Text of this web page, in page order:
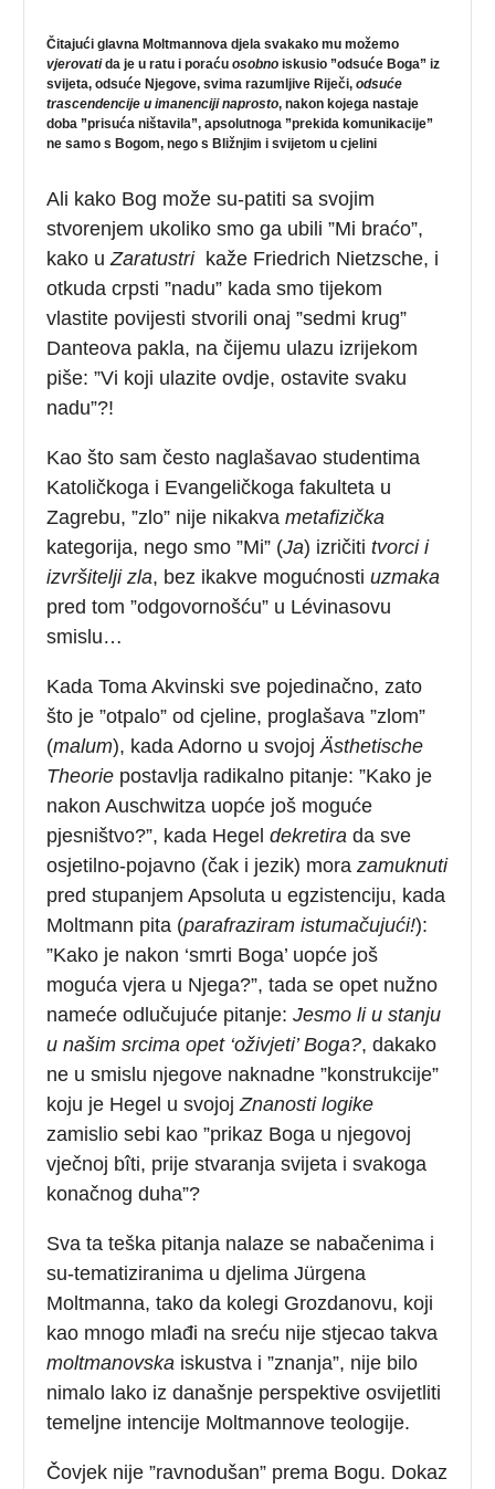
Čitajući glavna Moltmannova djela svakako mu možemo
vjerovatida je u ratu i poraćuosobno iskusio ”odsuće Boga” iz
svijeta, odsuće Njegove, svima razumljive Riječi,odsuće
trascendencije u imanenciji naprosto, nakon kojega nastaje
doba ”prisuća ništavila”, apsolutnoga ”prekida komunikacije”
ne samo s Bogom, nego s Bližnjim i svijetom u cjelini
Ali kako Bog može su-patiti sa svojim
stvorenjem ukoliko smo ga ubili ”Mi braćo”,
kako uZaratustrikaže Friedrich Nietzsche, i
otkuda crpsti ”nadu” kada smo tijekom
vlastite povijesti stvorili onaj ”sedmi krug”
Danteova pakla, na čijemu ulazu izrijekom
piše: ”Vi koji ulazite ovdje, ostavite svaku
nadu”?!
Kao što sam često naglašavao studentima
Katoličkoga i Evangeličkoga fakulteta u
Zagrebu, ”zlo” nije nikakvametafizička
kategorija, nego smo ”Mi” (Ja) izričititvorci i
izvršitelji zla, bez ikakve mogućnostiuzmaka
pred tom ”odgovornošću” u Lévinasovu
smislu…
Kada Toma Akvinski sve pojedinačno, zato
što je ”otpalo” od cjeline, proglašava ”zlom”
(malum), kada Adorno u svojojÄsthetische
Theorie postavlja radikalno pitanje: ”Kako je
nakon Auschwitza uopće još moguće
pjesništvo?”, kada Hegeldekretira da sve
osjetilno-pojavno (čak i jezik) morazamuknuti
pred stupanjem Apsoluta u egzistenciju, kada
Moltmann pita (parafraziram istumačujući!):
”Kako je nakon ‘smrti Boga’ uopće još
moguća vjera u Njega?”, tada se opet nužno
nameće odlučujuće pitanje:Jesmo li u stanju
u našim srcima opet ‘oživjeti’ Boga?, dakako
ne u smislu njegove naknadne ”konstrukcije”
koju je Hegel u svojojZnanosti logike
zamislio sebi kao ”prikaz Boga u njegovoj
vječnoj bîti, prije stvaranja svijeta i svakoga
konačnog duha”?
Sva ta teška pitanja nalaze se nabačenima i
su-tematiziranima u djelima Jürgena
Moltmanna, tako da kolegi Grozdanovu, koji
kao mnogo mlađi na sreću nije stjecao takva
moltmanovska iskustva i ”znanja”, nije bilo
nimalo lako iz današnje perspektive osvijetliti
temeljne intencije Moltmannove teologije.
Čovjek nije ”ravnodušan” prema Bogu. Dokaz